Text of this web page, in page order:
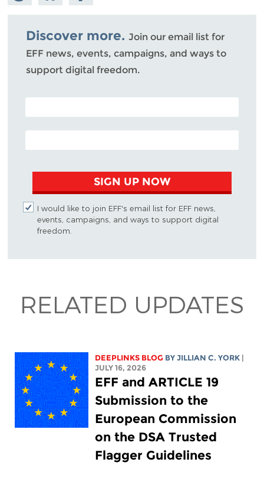
Bluesky
Discover more. Join our email list for
EFF news, events, campaigns, and ways to
support digital freedom.
POSTAL CODE (OPTIONAL)
EMAIL ADDRESS
SIGN UP NOW
I would like to join EFF's email list for EFF news,
events, campaigns, and ways to support digital
freedom.
RELATED UPDATES
DEEPLINKS BLOG BYJILLIAN C. YORK
JULY 16, 2026
EFF and ARTICLE 19
Submission to the
European Commission
on the DSA Trusted
Flagger Guidelines